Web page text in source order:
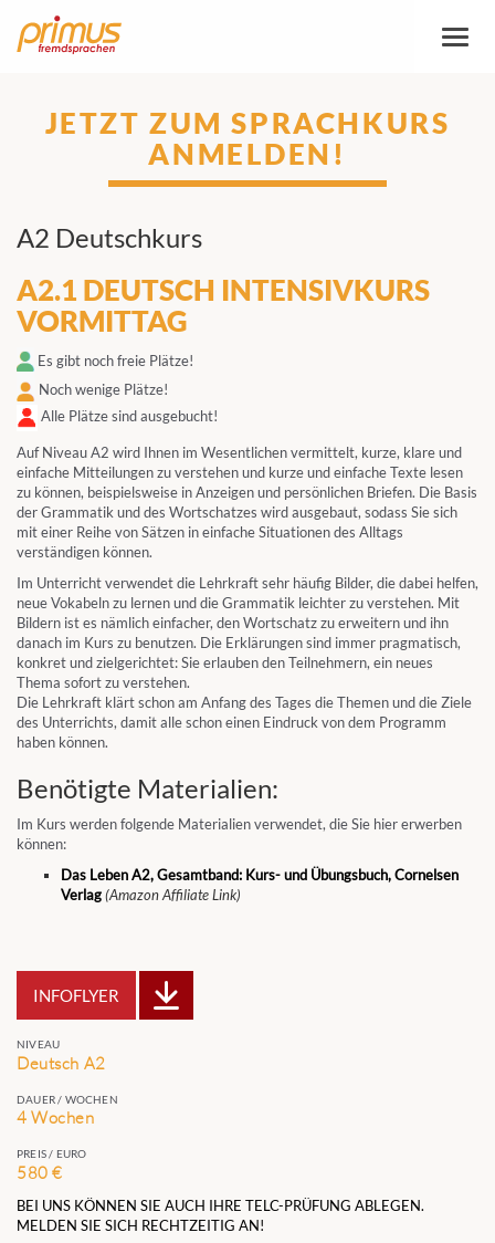
Toggle
JETZT ZUM SPRACHKURS
ANMELDEN!
A2 Deutschkurs
A2.1 DEUTSCH INTENSIVKURS
VORMITTAG
Es gibt noch freie Plätze!
Noch wenige Plätze!
Alle Plätze sind ausgebucht!
Auf Niveau A2 wird Ihnen im Wesentlichen vermittelt, kurze, klare und
einfache Mitteilungen zu verstehen und kurze und einfache Texte lesen
zu können, beispielsweise in Anzeigen und persönlichen Briefen. Die Basis
der Grammatik und des Wortschatzes wird ausgebaut, sodass Sie sich
mit einer Reihe von Sätzen in einfache Situationen des Alltags
verständigen können.
Im Unterricht verwendet die Lehrkraft sehr häufig Bilder, die dabei helfen,
neue Vokabeln zu lernen und die Grammatik leichter zu verstehen. Mit
Bildern ist es nämlich einfacher, den Wortschatz zu erweitern und ihn
danach im Kurs zu benutzen. Die Erklärungen sind immer pragmatisch,
konkret und zielgerichtet: Sie erlauben den Teilnehmern, ein neues
Thema sofort zu verstehen.
Die Lehrkraft klärt schon am Anfang des Tages die Themen und die Ziele
des Unterrichts, damit alle schon einen Eindruck von dem Programm
haben können.
Benötigte Materialien:
Im Kurs werden folgende Materialien verwendet, die Sie hier erwerben
können:
Das Leben A2, Gesamtband: Kurs- und Übungsbuch, Cornelsen
Verlag(Amazon Affiliate Link)
INFOFLYER
NIVEAU
Deutsch A2
DAUER / WOCHEN
4 Wochen
PREIS / EURO
580 €
BEI UNS KÖNNEN SIE AUCH IHRE TELC-PRÜFUNG ABLEGEN.
MELDEN SIE SICH RECHTZEITIG AN!